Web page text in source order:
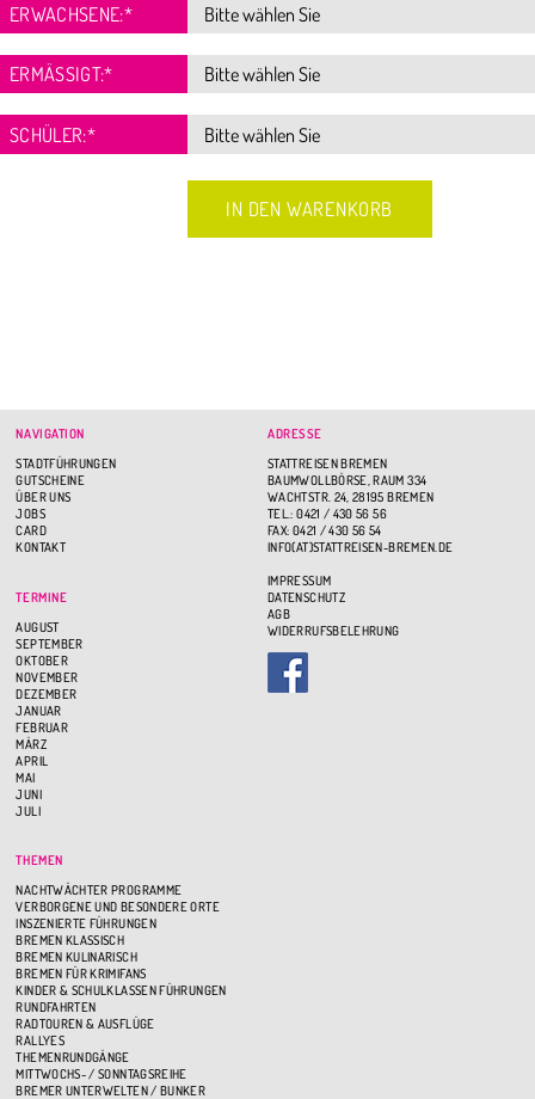
ERWACHSENE:*
ERMÄSSIGT:*
SCHÜLER:*
NAVIGATION
STADTFÜHRUNGEN
GUTSCHEINE
ÜBER UNS
JOBS
CARD
KONTAKT
TERMINE
AUGUST
SEPTEMBER
OKTOBER
NOVEMBER
DEZEMBER
JANUAR
FEBRUAR
MÄRZ
APRIL
MAI
JUNI
JULI
THEMEN
NACHTWÄCHTER PROGRAMME
VERBORGENE UND BESONDERE ORTE
INSZENIERTE FÜHRUNGEN
BREMEN KLASSISCH
BREMEN KULINARISCH
BREMEN FÜR KRIMIFANS
KINDER & SCHULKLASSEN FÜHRUNGEN
RUNDFAHRTEN
RADTOUREN & AUSFLÜGE
RALLYES
THEMENRUNDGÄNGE
MITTWOCHS- / SONNTAGSREIHE
BREMER UNTERWELTEN / BUNKER
ADRESSE
STATTREISEN BREMEN
BAUMWOLLBÖRSE, RAUM 334
WACHTSTR. 24, 28195 BREMEN
TEL.: 0421 / 430 56 56
FAX: 0421 / 430 56 54
INFO(AT)STATTREISEN-BREMEN.DE
IMPRESSUM
DATENSCHUTZ
AGB
WIDERRUFSBELEHRUNG